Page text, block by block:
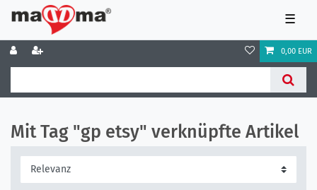
☰
0,00 EUR
Mit Tag "gp etsy" verknüpfte Artikel